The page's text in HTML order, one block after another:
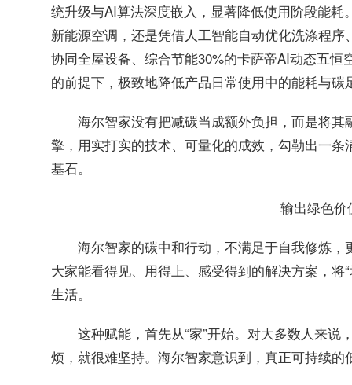
统升级与AI算法深度嵌入，显著降低使用阶段能
新能源空调，还是凭借人工智能自动优化洗涤程
协同全屋设备、综合节能30%的卡萨帝AI动态五
的前提下，极致地降低产品日常使用中的能耗与碳
海尔智家没有把减碳当成额外负担，而是将
擎，用实打实的技术、可量化的成效，勾勒出一
基石。
输出绿色价
海尔智家的碳中和行动，不满足于自我修炼
大家能看得见、用得上、感受得到的解决方案，
生活。
这种赋能，首先从“家”开始。对大多数人来
烦，就很难坚持。海尔智家意识到，真正可持续